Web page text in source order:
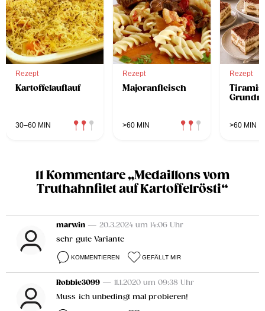
Rezept
Kartoffelauflauf
30–60 MIN
Rezept
Majoranfleisch
>60 MIN
Rezept
>60 MIN
11 Kommentare „Medaillons vom
Truthahnfilet auf Kartoffelrösti“
marwin — 20.3.2024 um 14:06 Uhr
sehr gute Variante
KOMMENTIEREN GEFÄLLT MIR
Robbie3099 — 11.1.2020 um 09:38 Uhr
Muss ich unbedingt mal probieren!